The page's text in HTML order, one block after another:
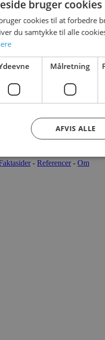
forbeholdes.
- Referencer- Om
bruger cookies
cookies til at forbedre
du samtykke til alle
Målretning
AFVIS ALLE